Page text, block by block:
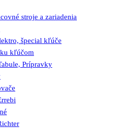
stroje a zariadenia
špecial kľúče
kľúčom
Prípravky